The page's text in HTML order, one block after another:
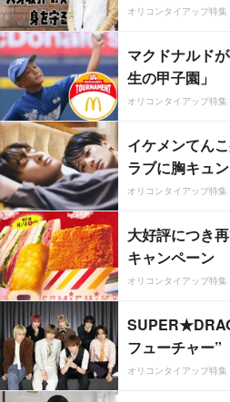
オリコンタイアップ特集
マクドナルド
生の甲子園」
オリコンタイアップ特集
イケメンてん
ラブに胸キュン
オリコンタイアップ特集
大好評につき
キャンペーン
オリコンタイアップ特集
フューチャー”
オリコンタイアップ特集